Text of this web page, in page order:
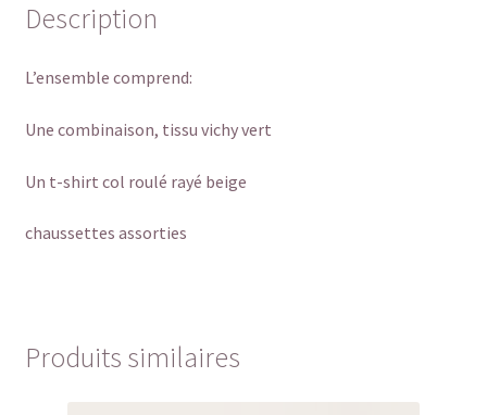
Description
L’ensemble comprend:
Une combinaison, tissu vichy vert
Un t-shirt col roulé rayé beige
chaussettes assorties
Produits similaires